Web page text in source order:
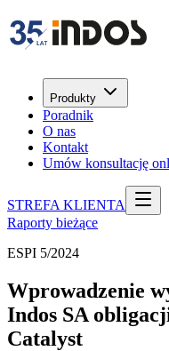
Produkty
Poradnik
O nas
Kontakt
Umów konsultację
STREFA KLIENTA
Raporty bieżące
ESPI 5/2024
Wprowadzenie
Indos SA
Catalyst